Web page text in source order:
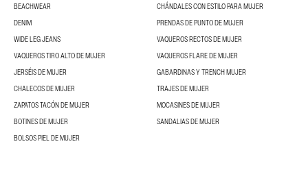
BEACHWEAR
CHÁNDALES CON ESTILO PARA MUJER
DENIM
PRENDAS DE PUNTO DE MUJER
WIDE LEG JEANS
VAQUEROS RECTOS DE MUJER
VAQUEROS TIRO ALTO DE MUJER
VAQUEROS FLARE DE MUJER
JERSÉIS DE MUJER
GABARDINAS Y TRENCH MUJER
CHALECOS DE MUJER
TRAJES DE MUJER
ZAPATOS TACÓN DE MUJER
MOCASINES DE MUJER
BOTINES DE MUJER
SANDALIAS DE MUJER
BOLSOS PIEL DE MUJER